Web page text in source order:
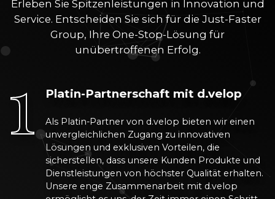
Erleben Sie Spitzenleistungen in Innovation und
Service. Entscheiden Sie sich für die Just-Faster
Group, Ihre One-Stop-Lösung für
unübertroffenen Erfolg.
1 Platin-Partnerschaft mit d.velop
Als Platin-Partner von d.velop bieten wir einen
unvergleichlichen Zugang zu innovativen
Lösungen und exklusiven Vorteilen, die
sicherstellen, dass unsere Kunden Produkte und
Dienstleistungen von höchster Qualität erhalten.
Unsere enge Zusammenarbeit mit d.velop